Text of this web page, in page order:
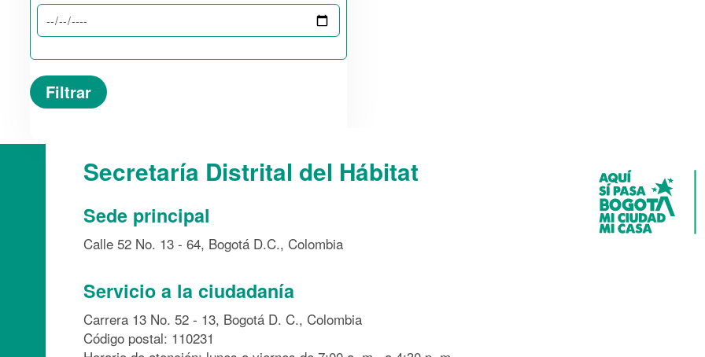
Secretaría Distrital del Hábitat
Sede principal
Calle 52 No. 13 - 64, Bogotá D.C., Colombia
Servicio a la ciudadanía
Carrera 13 No. 52 - 13, Bogotá D. C., Colombia
Código postal: 110231